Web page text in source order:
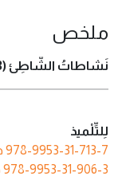
ملخص
نَشاطاتُ الشّاطِئ(3'21'')
لِلتِّلْميذ
978-9953-31-713-7
978-9953-31-906-3